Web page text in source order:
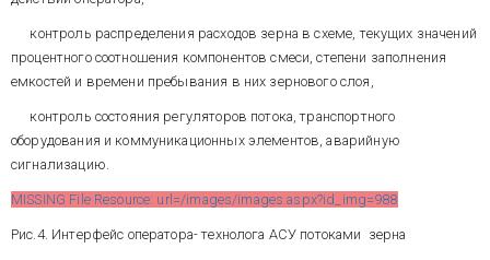
минимизация затрат на
ограничениях снизу на
количество ее функций.
Насколько нам известно, это
мельниц малой
производительности с таким
объемом автоматизации.
оператором – сменным
мастером , из центрального
диспетчерского поста, с двух
рабочих станций.
все решения предыдущих
проектов.
Рис. 7. Функциональная
структура АСУТП
зерноочистительного отделения
MISSING File Resource:
url=/images/images.aspx?
id_img=992
Рис. 8. Функциональная
структура АСУТП размольного
контроль распределения расходов зерна в схеме, текущих значений
процентного соотношения компонентов смеси, степени заполнения
емкостей и времени пребывания в них зернового слоя,
контроль состояния регуляторов потока, транспортного
оборудования и коммуникационных элементов, аварийную
сигнализацию.
MISSING File Resource: url=/images/images.aspx?id_img=988
Рис.4. Интерфейс оператора- технолога АСУ потоками зерна